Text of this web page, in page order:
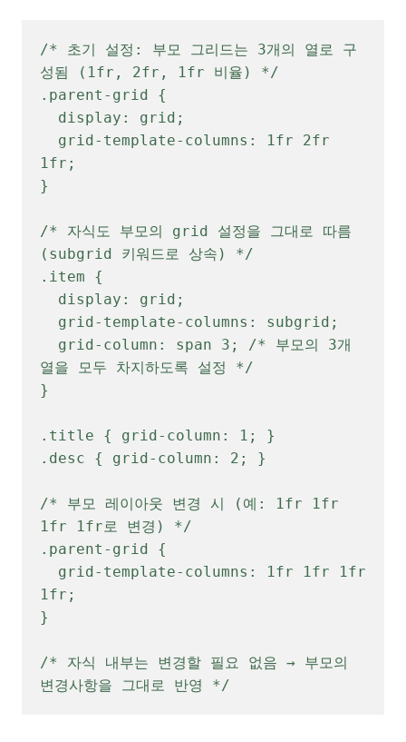
/* 초기 설정: 부모 그리드는 3개의 열로 구
성됨 (1fr, 2fr, 1fr 비율) */
.parent-grid {
1fr;
}
/* 자식도 부모의 grid 설정을 그대로 따름
(subgrid 키워드로 상속) */
.item {
열을 모두 차지하도록 설정 */
}
.title { grid-column: 1; }
.desc { grid-column: 2; }
/* 부모 레이아웃 변경 시 (예: 1fr 1fr
1fr 1fr로 변경) */
.parent-grid {
1fr;
}
/* 자식 내부는 변경할 필요 없음 → 부모의
변경사항을 그대로 반영 */